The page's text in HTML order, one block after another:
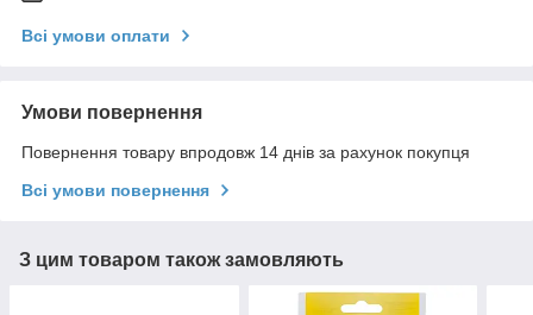
Всі умови оплати
Умови повернення
Повернення товару впродовж 14 днів за рахунок покупця
Всі умови повернення
З цим товаром також замовляють